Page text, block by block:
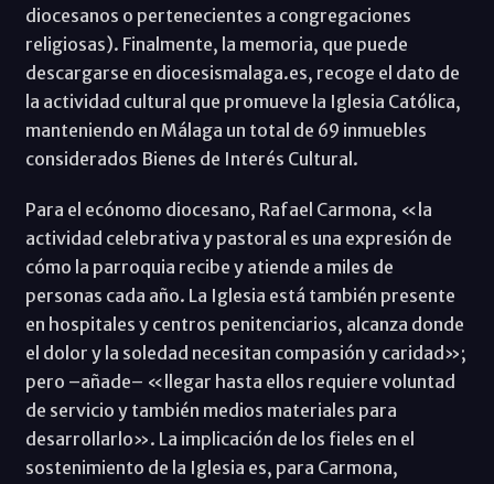
diocesanos o pertenecientes a congregaciones
religiosas). Finalmente, la memoria, que puede
descargarse en diocesismalaga.es, recoge el dato de
la actividad cultural que promueve la Iglesia Católica,
manteniendo en Málaga un total de 69 inmuebles
considerados Bienes de Interés Cultural.
Para el ecónomo diocesano, Rafael Carmona, «la
actividad celebrativa y pastoral es una expresión de
cómo la parroquia recibe y atiende a miles de
personas cada año. La Iglesia está también presente
en hospitales y centros penitenciarios, alcanza donde
el dolor y la soledad necesitan compasión y caridad»;
pero –añade– «llegar hasta ellos requiere voluntad
de servicio y también medios materiales para
desarrollarlo». La implicación de los fieles en el
sostenimiento de la Iglesia es, para Carmona,